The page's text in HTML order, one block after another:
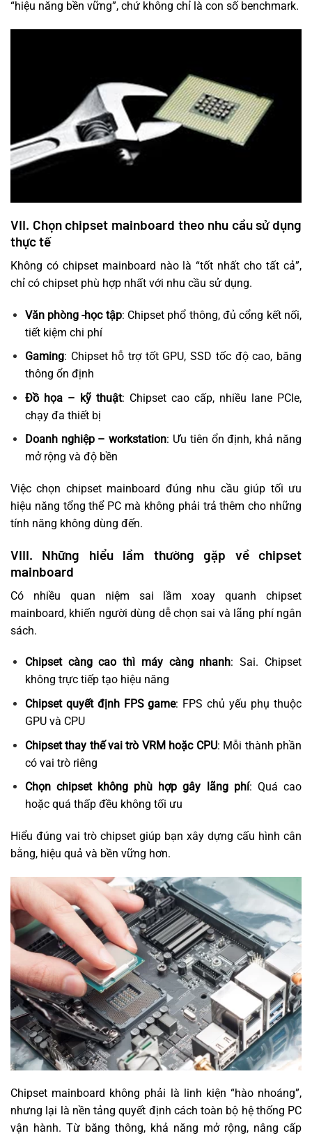
“hiệu năng bền vững”, chứ không chỉ là con số benchmark.
VII. Chọn chipset mainboard theo nhu cầu sử dụng
thực tế
Không có chipset mainboard nào là “tốt nhất cho tất cả”,
chỉ có chipset phù hợp nhất với nhu cầu sử dụng.
Văn phòng -học tập: Chipset phổ thông, đủ cổng kết nối,
tiết kiệm chi phí
Gaming: Chipset hỗ trợ tốt GPU, SSD tốc độ cao, băng
thông ổn định
Đồ họa – kỹ thuật: Chipset cao cấp, nhiều lane PCIe,
chạy đa thiết bị
Doanh nghiệp – workstation: Ưu tiên ổn định, khả năng
mở rộng và độ bền
Việc chọn chipset mainboard đúng nhu cầu giúp tối ưu
hiệu năng tổng thể PC mà không phải trả thêm cho những
tính năng không dùng đến.
VIII. Những hiểu lầm thường gặp về chipset
mainboard
Có nhiều quan niệm sai lầm xoay quanh chipset
mainboard, khiến người dùng dễ chọn sai và lãng phí ngân
sách.
Chipset càng cao thì máy càng nhanh: Sai. Chipset
không trực tiếp tạo hiệu năng
Chipset quyết định FPS game: FPS chủ yếu phụ thuộc
GPU và CPU
Chipset thay thế vai trò VRM hoặc CPU: Mỗi thành phần
có vai trò riêng
Chọn chipset không phù hợp gây lãng phí: Quá cao
hoặc quá thấp đều không tối ưu
Hiểu đúng vai trò chipset giúp bạn xây dựng cấu hình cân
bằng, hiệu quả và bền vững hơn.
Chipset mainboard không phải là linh kiện “hào nhoáng”,
nhưng lại là nền tảng quyết định cách toàn bộ hệ thống PC
vận hành. Từ băng thông, khả năng mở rộng, nâng cấp